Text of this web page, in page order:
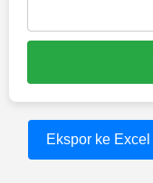
Ekspor ke Excel